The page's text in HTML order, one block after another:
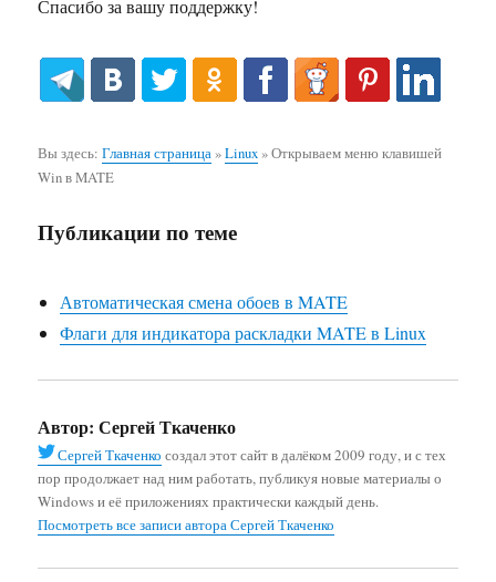
Спасибо за вашу поддержку!
Вы здесь:Главная страница»Linux»Открываем меню клавишей
Win в MATE
Публикации по теме
Автоматическая смена обоев в MATE
Флаги для индикатора раскладки MATE в Linux
Автор: Сергей Ткаченко
Сергей Ткаченко создал этот сайт в далёком 2009 году, и с тех
пор продолжает над ним работать, публикуя новые материалы о
Windows и её приложениях практически каждый день.
Посмотреть все записи автора Сергей Ткаченко